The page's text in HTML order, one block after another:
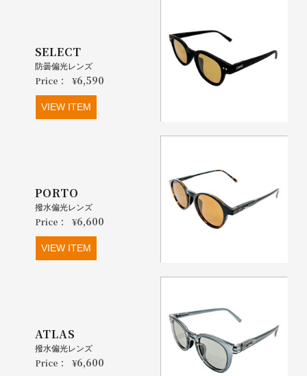
SELECT
防曇偏光レンズ
Price： ¥6,590
VIEW ITEM
PORTO
撥水偏光レンズ
Price： ¥6,600
VIEW ITEM
ATLAS
撥水偏光レンズ
Price： ¥6,600